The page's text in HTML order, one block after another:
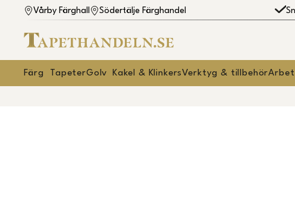
Vårby Färghall Södertälje Färghandel
Färg TapeterGolv Kakel & KlinkersVerktyg & tillbehör